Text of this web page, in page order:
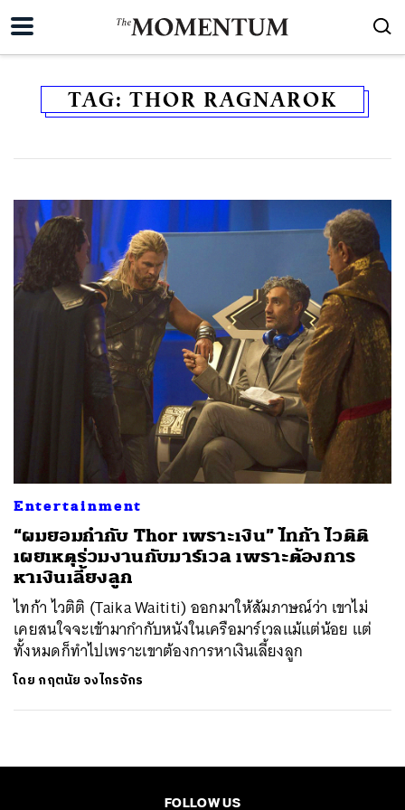
TAG: THOR RAGNAROK
Entertainment
“ผมยอมกำกับ Thor เพราะเงิน” ไทก้า ไวติติ
เผยเหตุร่วมงานกับมาร์เวล เพราะต้องการ
หาเงินเลี้ยงลูก
ไทก้า ไวติติ (Taika Waititi) ออกมาให้สัมภาษณ์ว่า เขาไม่
เคยสนใจจะเข้ามากำกับหนังในเครือมาร์เวลแม้แต่น้อย แต่
ทั้งหมดก็ทำไปเพราะเขาต้องการหาเงินเลี้ยงลูก
โดย กฤตนัย จงไกรจักร
FOLLOW US
SHARE TWEET LINE EMAIL